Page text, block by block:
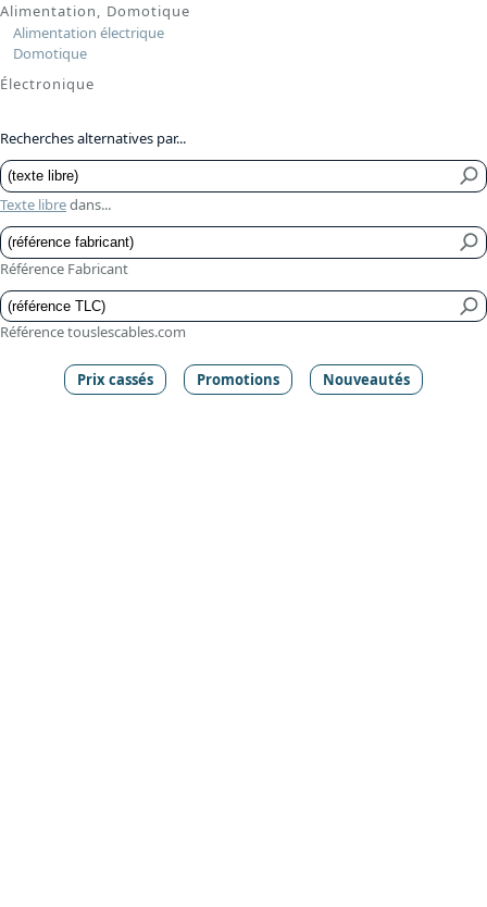
Alimentation, Domotique
Alimentation électrique
Domotique
Électronique
Recherches alternatives par...
Texte libredans...
Référence Fabricant
Référence touslescables.com
Prix cassés Promotions Nouveautés